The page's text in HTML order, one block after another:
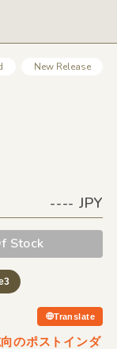
New Release
---- JPY
Stock
Translate
のポストインダ